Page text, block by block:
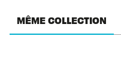
MÊME COLLECTION